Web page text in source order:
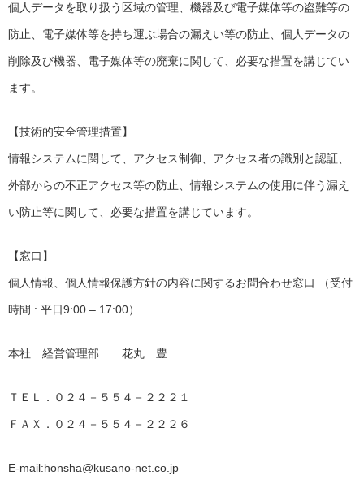
個人データを取り扱う区域の管理、機器及び電子媒体等の盗難等の
防止、電子媒体等を持ち運ぶ場合の漏えい等の防止、個人データの
削除及び機器、電子媒体等の廃棄に関して、必要な措置を講じてい
ます。
【技術的安全管理措置】
情報システムに関して、アクセス制御、アクセス者の識別と認証、
外部からの不正アクセス等の防止、情報システムの使用に伴う漏え
い防止等に関して、必要な措置を講じています。
【窓口】
個人情報、個人情報保護方針の内容に関するお問合わせ窓口 （受付
時間 : 平日9:00 – 17:00）
本社 経営管理部 花丸 豊
ＴＥＬ．０２４－５５４－２２２１
ＦＡＸ．０２４－５５４－２２２６
E-mail:honsha@kusano-net.co.jp